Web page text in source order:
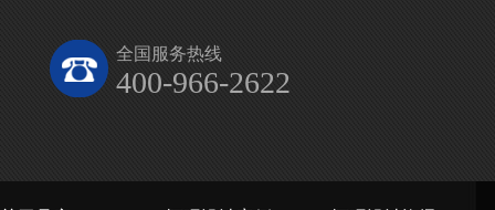
全国服务热线
400-966-2622